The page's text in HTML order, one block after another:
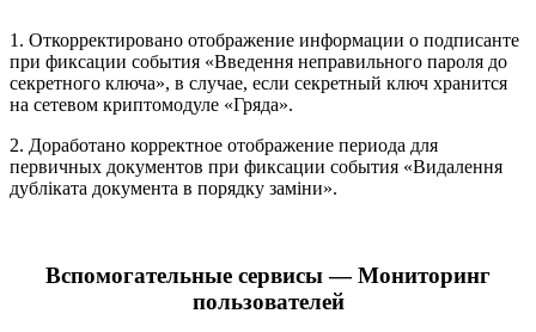
1. Откорректировано отображение информации о подписанте
при фиксации события «Введення неправильного пароля до
секретного ключа», в случае, если секретный ключ хранится
на сетевом криптомодуле «Гряда».
2. Доработано корректное отображение периода для
первичных документов при фиксации события «Видалення
дубліката документа в порядку заміни».
Вспомогательные сервисы — Мониторинг
пользователей